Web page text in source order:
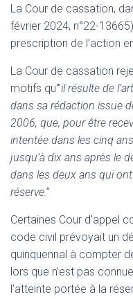
La Cour de cassation,
février 2024, n°22-
prescription de l’action
La Cour de cassation
motifs qu'”il résulte de
dans sa rédaction issue
2006, que, pour être
intentée dans les cinq
jusqu’à dix ans après le
dans les deux ans qui
réserve.”
Certaines Cour d’appel
code civil prévoyait un
quinquennal à compter
lors que n’est pas
l’atteinte portée à la